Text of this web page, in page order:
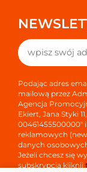
Podając adres
mailową przez
Agencja
Ekiert, Jana Styki
reklamowych
danych
Jeżeli chcesz się
subskrypcją kliknij